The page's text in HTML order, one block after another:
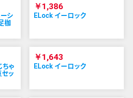
シ
枷
￥1,386
ELock イーロック
ゃ
ッ
￥1,643
ELock イーロック